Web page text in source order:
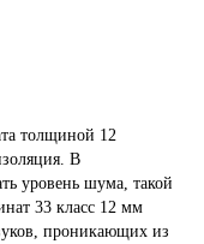
толщиной 12
В
уровень шума, такой
33 класс 12 мм
проникающих из